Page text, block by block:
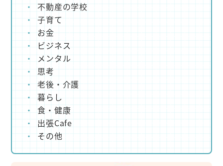
不動産の学校
子育て
お金
ビジネス
メンタル
思考
老後・介護
暮らし
食・健康
出張Cafe
その他